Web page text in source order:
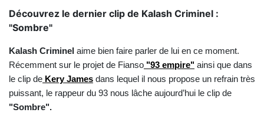
Découvrez le dernier clip de Kalash Criminel :
"Sombre"
Kalash Criminel aime bien faire parler de lui en ce moment.
Récemment sur le projet de Fianso "93 empire" ainsi que dans
le clip de Kery James dans lequel il nous propose un refrain très
puissant, le rappeur du 93 nous lâche aujourd’hui le clip de
"Sombre".